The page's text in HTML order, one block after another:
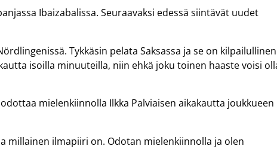
Ibaizabalissa. Seuraavaksi edessä siintävät uudet
Tykkäsin pelata Saksassa ja se on kilpailullinen
isoilla minuuteilla, niin ehkä joku toinen haaste voisi
mielenkiinnolla Ilkka Palviaisen aikakautta joukkueen
millainen ilmapiiri on. Odotan mielenkiinnolla ja olen